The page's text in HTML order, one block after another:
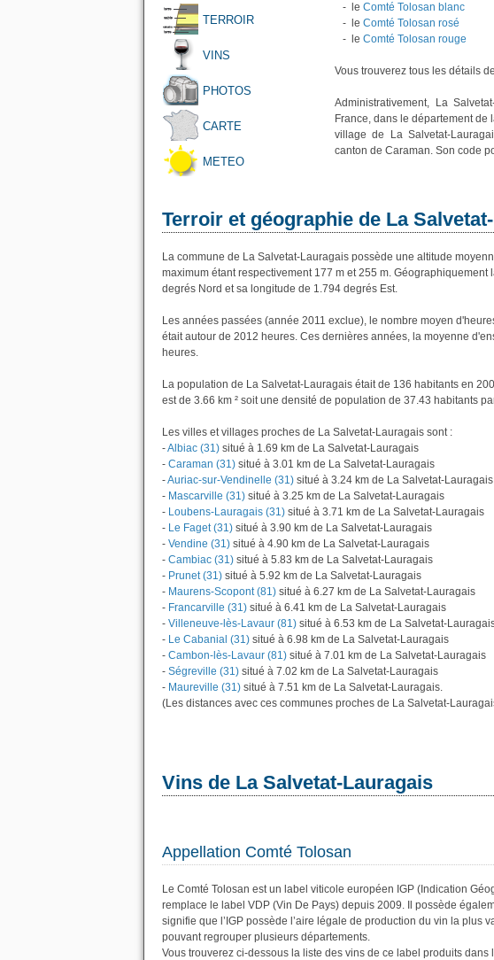
TERROIR
VINS
PHOTOS
CARTE
METEO
- le Comté Tolosan blanc
- le Comté Tolosan rosé
- le Comté Tolosan rouge
Vous trouverez tous les détails
Administrativement, La
France, dans le département
village de La Salvetat-
canton de Caraman. Son code
Terroir et géographie de La
La commune de La Salvetat-Lauragais possède une altitude
maximum étant respectivement 177 m et 255 m.
degrés Nord et sa longitude de 1.794 degrés Est.
Les années passées (année 2011 exclue), le nombre moyen
était autour de 2012 heures. Ces dernières années, la moyenne
heures.
La population de La Salvetat-Lauragais était de 136 habitants en
est de 3.66 km ² soit une densité de population de 37.43 habitants
Les villes et villages proches de La Salvetat-Lauragais sont :
-Albiac (31) situé à 1.69 km de La Salvetat-Lauragais
- Caraman (31) situé à 3.01 km de La Salvetat-Lauragais
-Auriac-sur-Vendinelle (31) situé à 3.24 km de La Salvetat-Lauragais
- Mascarville (31) situé à 3.25 km de La Salvetat-Lauragais
- Loubens-Lauragais (31) situé à 3.71 km de La Salvetat-Lauragais
- Le Faget (31) situé à 3.90 km de La Salvetat-Lauragais
- Vendine (31) situé à 4.90 km de La Salvetat-Lauragais
- Cambiac (31) situé à 5.83 km de La Salvetat-Lauragais
- Prunet (31) situé à 5.92 km de La Salvetat-Lauragais
- Maurens-Scopont (81) situé à 6.27 km de La Salvetat-Lauragais
- Francarville (31) situé à 6.41 km de La Salvetat-Lauragais
- Villeneuve-lès-Lavaur (81) situé à 6.53 km de La Salvetat-
- Le Cabanial (31) situé à 6.98 km de La Salvetat-Lauragais
- Cambon-lès-Lavaur (81) situé à 7.01 km de La Salvetat-Lauragais
- Ségreville (31) situé à 7.02 km de La Salvetat-Lauragais
- Maureville (31) situé à 7.51 km de La Salvetat-Lauragais.
(Les distances avec ces communes proches de La Salvetat-
Vins de La Salvetat-Lauragais
Appellation Comté Tolosan
Le Comté Tolosan est un label viticole européen IGP (Indication
remplace le label VDP (Vin De Pays) depuis 2009. Il possède
signifie que l’IGP possède l’aire légale de production du vin la plus
pouvant regrouper plusieurs départements.
Vous trouverez ci-dessous la liste des vins de ce label produits